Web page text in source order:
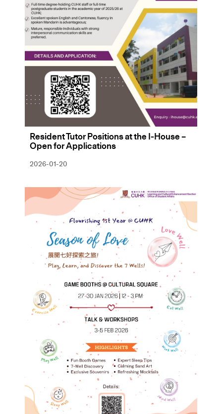
Resident Tutor Positions at the I-House –
Open for Applications
2026-01-20